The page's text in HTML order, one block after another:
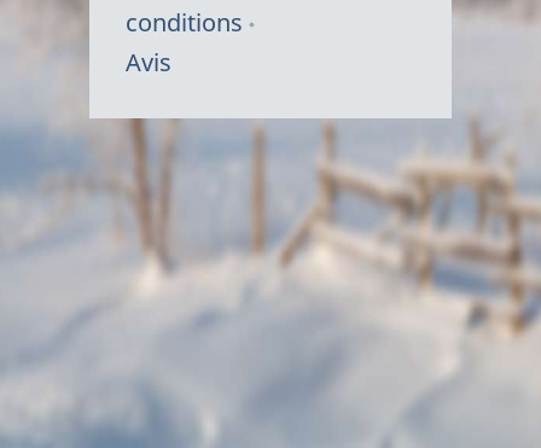
conditions
Avis
Symbole
Canada